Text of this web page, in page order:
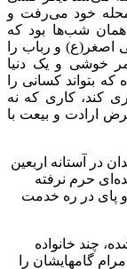
خود می‌رفت و
شب‌ها بود که
اصغر(ع) و رباب را
خوشی و یک دنیا
بتواند کسانی را
کند، کاری که نه
ارادت و بیعت با
در آستانه اربعین
حرم نرفته
پای در ره خدمت
چند خانواده
گامهایشان را